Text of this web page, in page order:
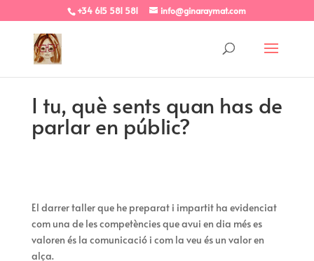
+34 615 581 581 info@ginaraymat.com
I tu, què sents quan has de
parlar en públic?
El darrer taller que he preparat i impartit ha evidenciat
com una de les competències que avui en dia més es
valoren és la comunicació i com la veu és un valor en
alça.